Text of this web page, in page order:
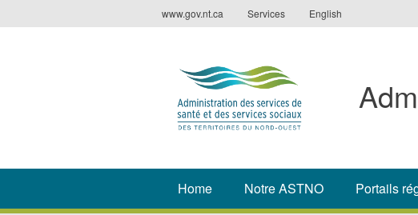
to
www.gov.nt.ca Services English
Home Notre ASTNO Portails